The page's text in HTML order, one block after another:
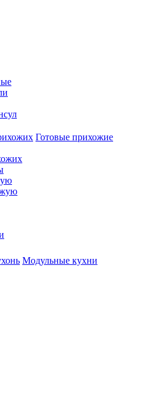
Готовые прихожие
Модульные кухни